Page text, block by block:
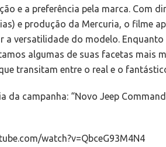
e a preferência pela marca. Com
e produção da Mercuria, o filme
a versatilidade do modelo.
algumas de suas facetas mais
transitam entre o real e o
da campanha: “Novo Jeep
watch?v=QbceG93M4N4